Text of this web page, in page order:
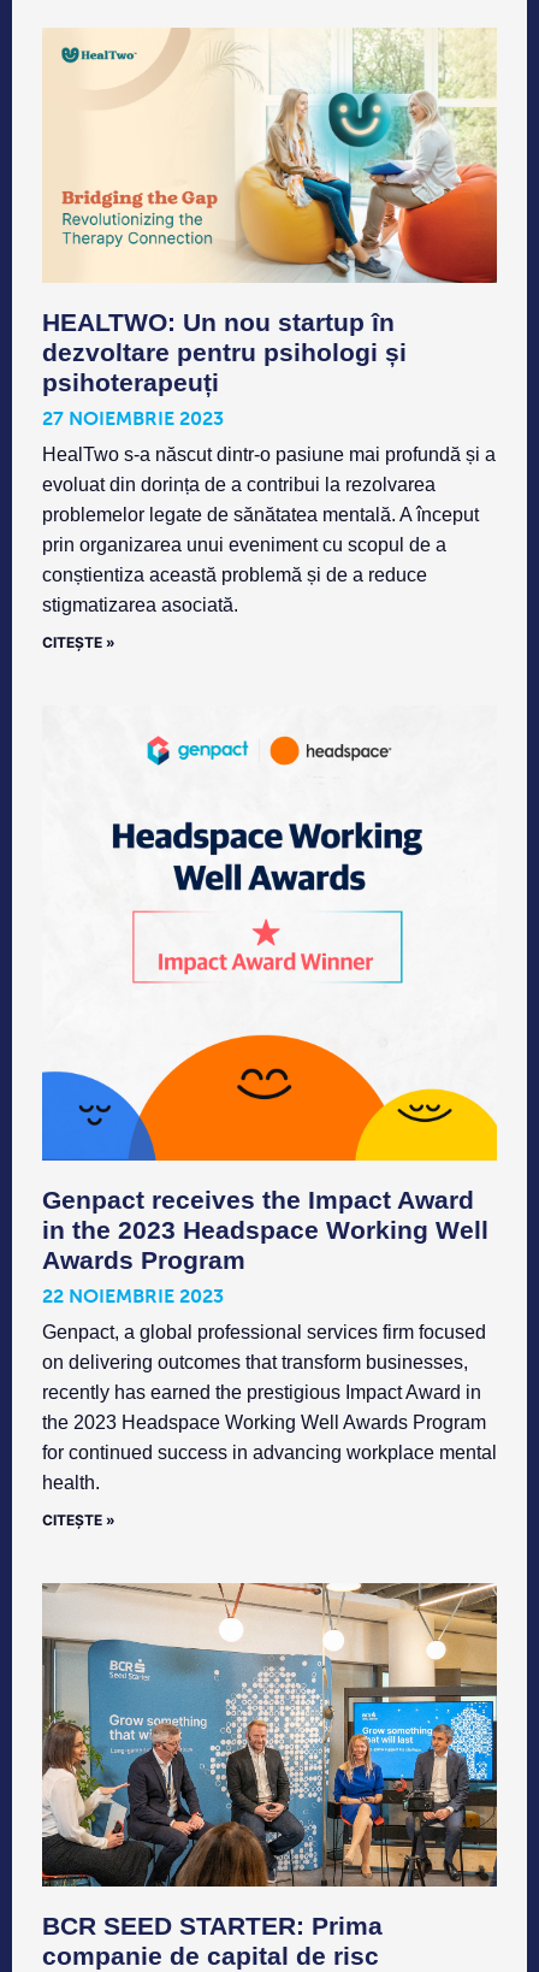
HEALTWO: Un nou startup în
dezvoltare pentru psihologi și
psihoterapeuți
27 NOIEMBRIE 2023
HealTwo s-a născut dintr-o pasiune mai profundă și a
evoluat din dorința de a contribui la rezolvarea
problemelor legate de sănătatea mentală. A început
prin organizarea unui eveniment cu scopul de a
conștientiza această problemă și de a reduce
stigmatizarea asociată.
CITEȘTE »
Genpact receives the Impact Award
in the 2023 Headspace Working Well
Awards Program
22 NOIEMBRIE 2023
Genpact, a global professional services firm focused
on delivering outcomes that transform businesses,
recently has earned the prestigious Impact Award in
the 2023 Headspace Working Well Awards Program
for continued success in advancing workplace mental
health.
CITEȘTE »
BCR SEED STARTER: Prima
companie de capital de risc